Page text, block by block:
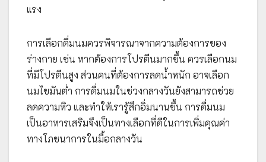
แรง
การเลือกดื่มนมควรพิจารณาจากความต้องการของ
ร่างกาย เช่น หากต้องการโปรตีนมากขึ้น ควรเลือกนม
ที่มีโปรตีนสูง ส่วนคนที่ต้องการลดน้ำหนัก อาจเลือก
นมไขมันต่ำ การดื่มนมในช่วงกลางวันยังสามารถช่วย
ลดความหิว และทำให้เรารู้สึกอิ่มนานขึ้น การดื่มนม
เป็นอาหารเสริมจึงเป็นทางเลือกที่ดีในการเพิ่มคุณค่า
ทางโภชนาการในมื้อกลางวัน